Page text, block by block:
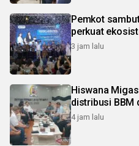
Pemkot
perkuat
3 jam lalu
Hiswana
distribusi BBM
4 jam lalu